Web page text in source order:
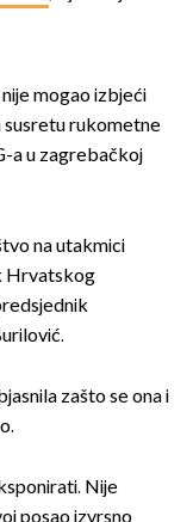
mogao izbjeći
susretu rukometne
a u zagrebačkoj
na utakmici
Hrvatskog
zašto se ona i
Nije
posao izvrsno